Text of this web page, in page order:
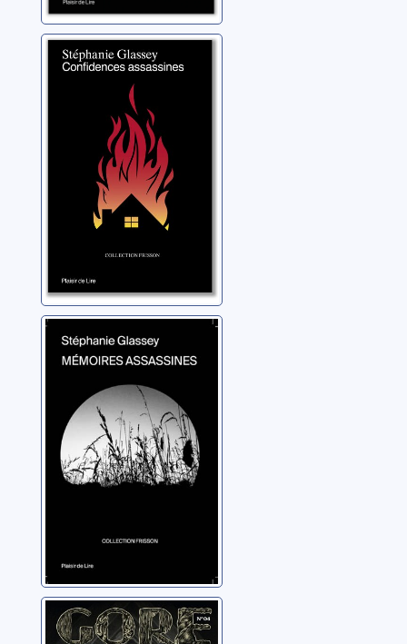
Confidences
assassines
Glassey, Stéphanie
Mémoires
assassines
Glassey, Stéphanie
L'éventreuse